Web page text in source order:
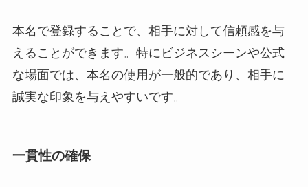
本名で登録することで、相手に対して信頼感を与
えることができます。特にビジネスシーンや公式
な場面では、本名の使用が一般的であり、相手に
誠実な印象を与えやすいです。
一貫性の確保